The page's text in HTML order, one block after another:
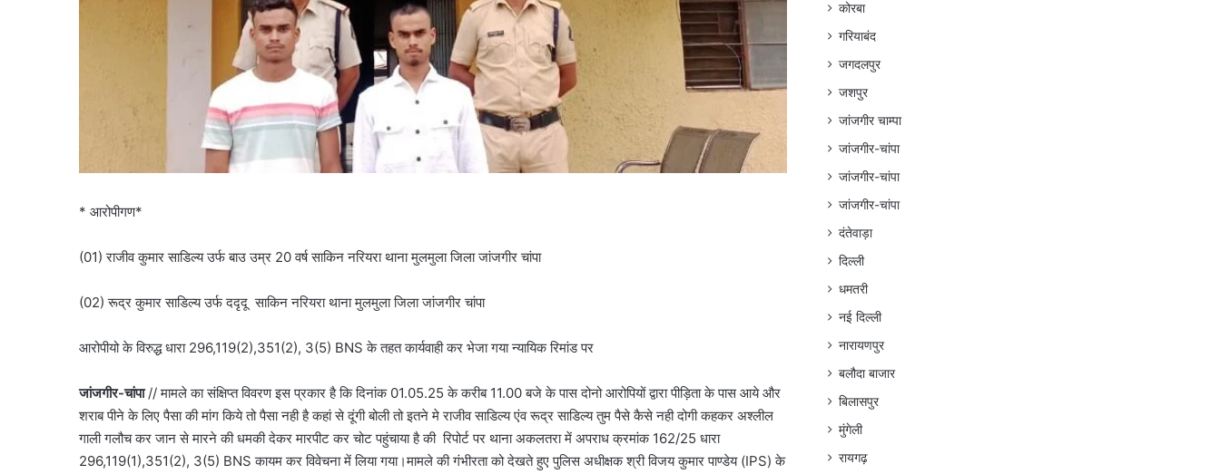
* आरोपीगण*
(01) राजीव कुमार साडिल्य उर्फ बाउ उम्र 20 वर्ष साकिन नरियरा थाना मुलमुला जिला जांजगीर चांपा
(02) रूद्र कुमार साडिल्य उर्फ ददृदू साकिन नरियरा थाना मुलमुला जिला जांजगीर चांपा
आरोपीयो के विरुद्ध धारा 296,119(2),351(2), 3(5) BNS के तहत कार्यवाही कर भेजा गया न्यायिक रिमांड पर
जांजगीर-चांपा// मामले का संक्षिप्त विवरण इस प्रकार है कि दिनांक 01.05.25 के करीब 11.00 बजे के पास दोनो आरोपियों द्वारा पीड़िता के पास आये और
शराब पीने के लिए पैसा की मांग किये तो पैसा नही है कहां से दूंगी बोली तो इतने मे राजीव साडिल्य एंव रूद्र साडिल्य तुम पैसे कैसे नही दोगी कहकर अश्लील
गाली गलौच कर जान से मारने की धमकी देकर मारपीट कर चोट पहुंचाया है की रिपोर्ट पर थाना अकलतरा में अपराध क्रमांक 162/25 धारा
296,119(1),351(2), 3(5) BNS कायम कर विवेचना में लिया गया।मामले की गंभीरता को देखते हुए पुलिस अधीक्षक श्री विजय कुमार पाण्डेय (IPS) के
कोरबा
गरियाबंद
जगदलपुर
जशपुर
जांजगीर चाम्पा
जांजगीर-चांपा
जांजगीर-चांपा
जांजगीर-चांपा
दंतेवाड़ा
दिल्ली
धमतरी
नई दिल्ली
नारायणपुर
बलौदा बाजार
बिलासपुर
मुंगेली
रायगढ़